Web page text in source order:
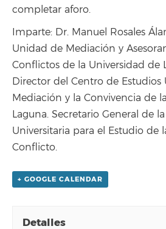
completar aforo.
Imparte: Dr. Manuel Rosales
Unidad de Mediación y
Conflictos de la Universidad de
Director del Centro de Estudios
Mediación y la Convivencia de
Laguna. Secretario General de
Universitaria para el Estudio de
Conflicto.
+ GOOGLE CALENDAR
Detalles